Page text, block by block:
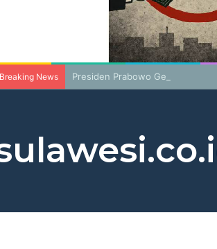
Breaking News Presiden Prabowo Geram Sama